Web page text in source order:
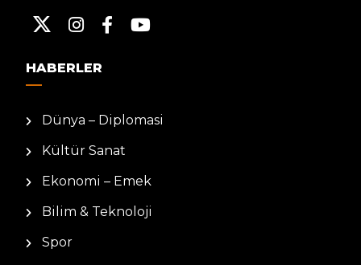
HABERLER
Dünya – Diplomasi
Kültür Sanat
Ekonomi – Emek
Bilim & Teknoloji
Spor